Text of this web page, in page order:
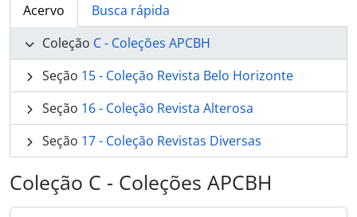
Acervo
Busca rápida
Coleção C - Coleções APCBH
Seção 15 - Coleção Revista Belo Horizonte
Seção 16 - Coleção Revista Alterosa
Seção 17 - Coleção Revistas Diversas
Coleção C - Coleções APCBH